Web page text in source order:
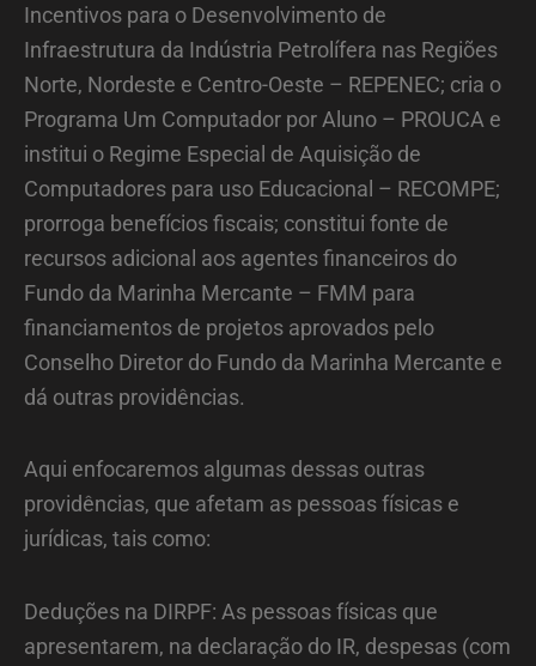
Incentivos para o Desenvolvimento de
Infraestrutura da Indústria Petrolífera nas Regiões
Norte, Nordeste e Centro-Oeste – REPENEC; cria o
Programa Um Computador por Aluno – PROUCA e
institui o Regime Especial de Aquisição de
Computadores para uso Educacional – RECOMPE;
prorroga benefícios fiscais; constitui fonte de
recursos adicional aos agentes financeiros do
Fundo da Marinha Mercante – FMM para
financiamentos de projetos aprovados pelo
Conselho Diretor do Fundo da Marinha Mercante e
dá outras providências.
Aqui enfocaremos algumas dessas outras
providências, que afetam as pessoas físicas e
jurídicas, tais como:
Deduções na DIRPF: As pessoas físicas que
apresentarem, na declaração do IR, despesas (com